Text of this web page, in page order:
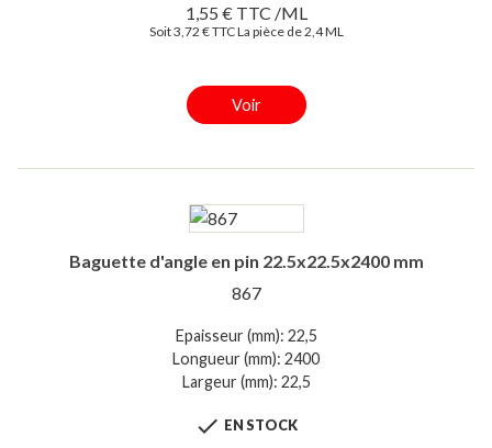
1,55 € TTC /ML
Soit 3,72 € TTC La pièce de 2,4 ML
Voir
Baguette d'angle en pin 22.5x22.5x2400 mm
867
Epaisseur (mm): 22,5
Longueur (mm): 2400
Largeur (mm): 22,5
 EN STOCK